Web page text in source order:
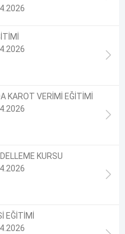
KAROT VERİMİ EĞİTİMİ
KURSU
EĞİTİMİ